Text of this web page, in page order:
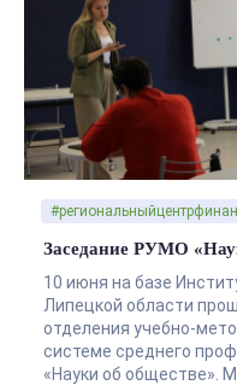
Заседание РУМО
10 июня на базе
Липецкой области
отделения учебно-
системе среднего
«Науки об обществе».